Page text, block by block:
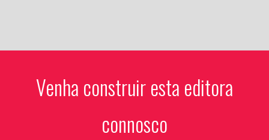
Venha construir esta editora
connosco